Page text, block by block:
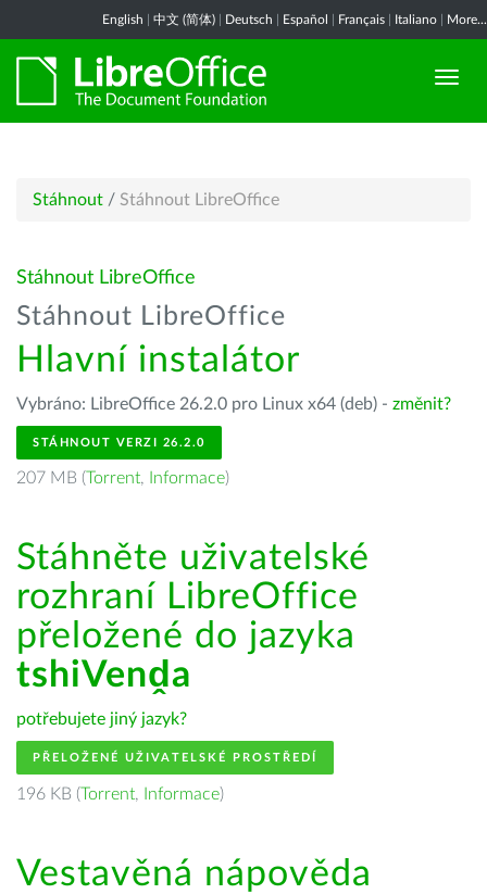
English 中文 (简体) Deutsch Español Français Italiano More...
Stáhnout / Stáhnout LibreOffice
Stáhnout LibreOffice
Stáhnout LibreOffice
Hlavní instalátor
Vybráno: LibreOffice 26.2.0 pro Linux x64 (deb) - změnit?
STÁHNOUT VERZI 26.2.0
207 MB (Torrent, Informace)
Stáhněte uživatelské
rozhraní LibreOffice
přeložené do jazyka
tshiVenḓa
potřebujete jiný jazyk?
PŘELOŽENÉ UŽIVATELSKÉ PROSTŘEDÍ
196 KB (Torrent, Informace)
Vestavěná nápověda